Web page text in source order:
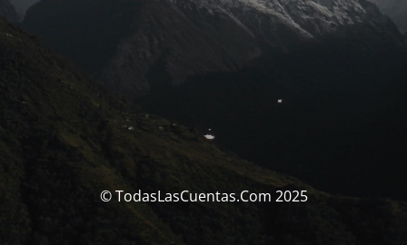
© TodasLasCuentas.Com 2025